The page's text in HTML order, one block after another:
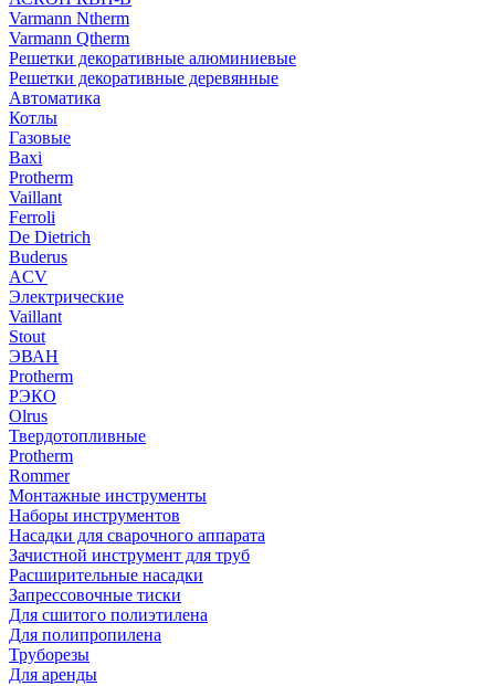
Varmann Ntherm
Varmann Qtherm
Решетки декоративные алюминиевые
Решетки декоративные деревянные
Автоматика
Котлы
Газовые
Baxi
Protherm
Vaillant
Ferroli
De Dietrich
Buderus
ACV
Электрические
Vaillant
Stout
ЭВАН
Protherm
РЭКО
Olrus
Твердотопливные
Protherm
Rommer
Монтажные инструменты
Наборы инструментов
Насадки для сварочного аппарата
Зачистной инструмент для труб
Расширительные насадки
Запрессовочные тиски
Для сшитого полиэтилена
Для полипропилена
Труборезы
Для аренды